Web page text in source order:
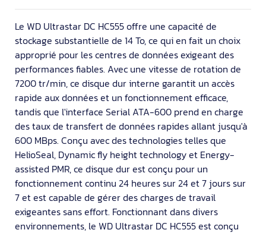
Le WD Ultrastar DC HC555 offre une capacité de
stockage substantielle de 14 To, ce qui en fait un choix
approprié pour les centres de données exigeant des
performances fiables. Avec une vitesse de rotation de
7200 tr/min, ce disque dur interne garantit un accès
rapide aux données et un fonctionnement efficace,
tandis que l'interface Serial ATA-600 prend en charge
des taux de transfert de données rapides allant jusqu'à
600 MBps. Conçu avec des technologies telles que
HelioSeal, Dynamic fly height technology et Energy-
assisted PMR, ce disque dur est conçu pour un
fonctionnement continu 24 heures sur 24 et 7 jours sur
7 et est capable de gérer des charges de travail
exigeantes sans effort. Fonctionnant dans divers
environnements, le WD Ultrastar DC HC555 est conçu